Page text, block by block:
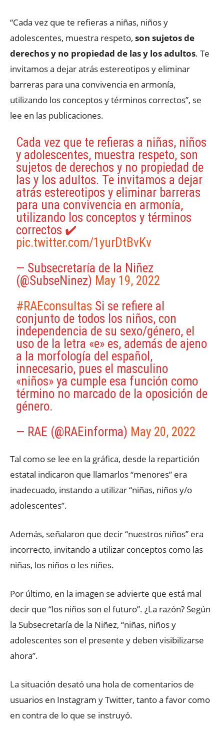
“Cada vez que te refieras a niñas, niños y
adolescentes, muestra respeto, son sujetos de
derechos y no propiedad de las y los adultos. Te
invitamos a dejar atrás estereotipos y eliminar
barreras para una convivencia en armonía,
utilizando los conceptos y términos correctos”, se
lee en las publicaciones.
Cada vez que te refieras a niñas, niños
y adolescentes, muestra respeto, son
sujetos de derechos y no propiedad de
las y los adultos. Te invitamos a dejar
atrás estereotipos y eliminar barreras
para una convivencia en armonía,
utilizando los conceptos y términos
correctos ✔️
pic.twitter.com/1yurDtBvKv
— Subsecretaría de la Niñez
(@SubseNinez) May 19, 2022
#RAEconsultas Si se refiere al
conjunto de todos los niños, con
independencia de su sexo/género, el
uso de la letra «e» es, además de ajeno
a la morfología del español,
innecesario, pues el masculino
«niños» ya cumple esa función como
término no marcado de la oposición de
género.
— RAE (@RAEinforma) May 20, 2022
Tal como se lee en la gráfica, desde la repartición
estatal indicaron que llamarlos “menores” era
inadecuado, instando a utilizar “niñas, niños y/o
adolescentes”.
Además, señalaron que decir “nuestros niños” era
incorrecto, invitando a utilizar conceptos como las
niñas, los niños o les niñes.
Por último, en la imagen se advierte que está mal
decir que “los niños son el futuro”. ¿La razón? Según
la Subsecretaría de la Niñez, “niñas, niños y
adolescentes son el presente y deben visibilizarse
ahora”.
La situación desató una hola de comentarios de
usuarios en Instagram y Twitter, tanto a favor como
en contra de lo que se instruyó.